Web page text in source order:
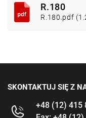
R.180
R.180.pdf
SKONTAKTUJ SIĘ Z
+48 (12) 415